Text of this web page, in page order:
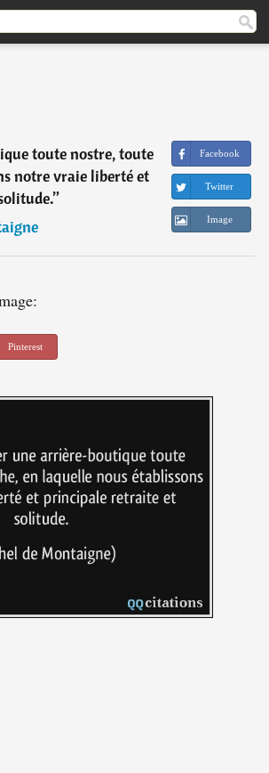
toute nostre, toute
notre vraie liberté et
”
Facebook
Twitter
Image
Pinterest